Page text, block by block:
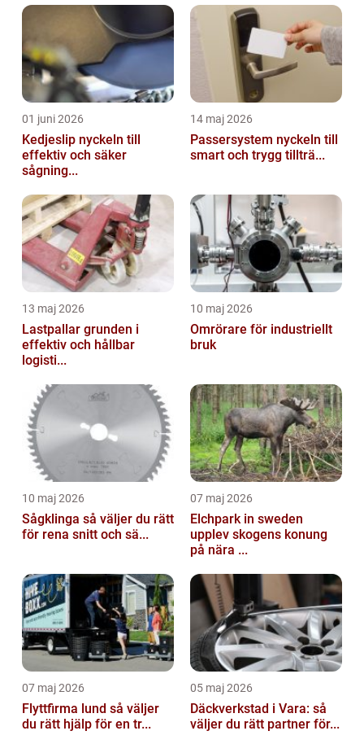
01 juni 2026
Kedjeslip nyckeln till
effektiv och säker
sågning...
14 maj 2026
Passersystem nyckeln till
smart och trygg tillträ...
13 maj 2026
Lastpallar grunden i
effektiv och hållbar
logisti...
10 maj 2026
Omrörare för industriellt
bruk
10 maj 2026
Sågklinga så väljer du rätt
för rena snitt och sä...
07 maj 2026
Elchpark in sweden
upplev skogens konung
på nära ...
07 maj 2026
Flyttfirma lund så väljer
du rätt hjälp för en tr...
05 maj 2026
Däckverkstad i Vara: så
väljer du rätt partner för...